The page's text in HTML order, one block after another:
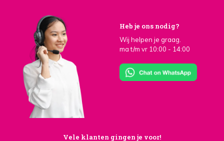
Heb je ons nodig?
Wij helpen je graag.
ma t/m vr 10:00 - 14:00
Vele klanten gingen je voor!